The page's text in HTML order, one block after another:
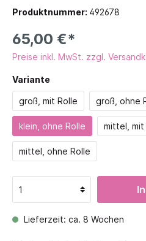
Produktnummer: 492678
65,00 €*
Preise inkl. MwSt. zzgl.
Variante
groß, mit Rolle groß, ohne
klein, ohne Rolle mittel, mit
mittel, ohne Rolle
Lieferzeit: ca. 8 Wochen